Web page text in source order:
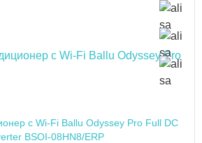
с Wi-Fi Ballu Odyssey Pro Full DC
BSOI-08HN8/ERP